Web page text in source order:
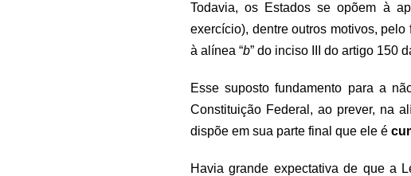
Todavia, os Estados se opõem à
exercício), dentre outros motivos,
à alínea “b” do inciso III do artigo 150
Esse suposto fundamento para a
Constituição Federal, ao prever, na
dispõe em sua parte final que ele é
Havia grande expectativa de que a